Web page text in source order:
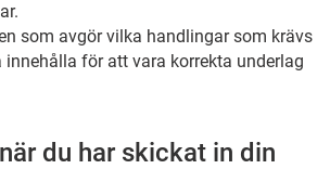
som avgör vilka handlingar som krävs
innehålla för att vara korrekta underlag
du har skickat in din